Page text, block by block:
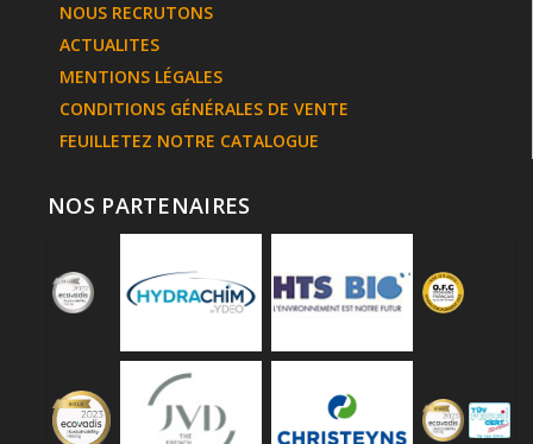
NOUS RECRUTONS
ACTUALITES
MENTIONS LÉGALES
CONDITIONS GÉNÉRALES DE VENTE
FEUILLETEZ NOTRE CATALOGUE
NOS PARTENAIRES